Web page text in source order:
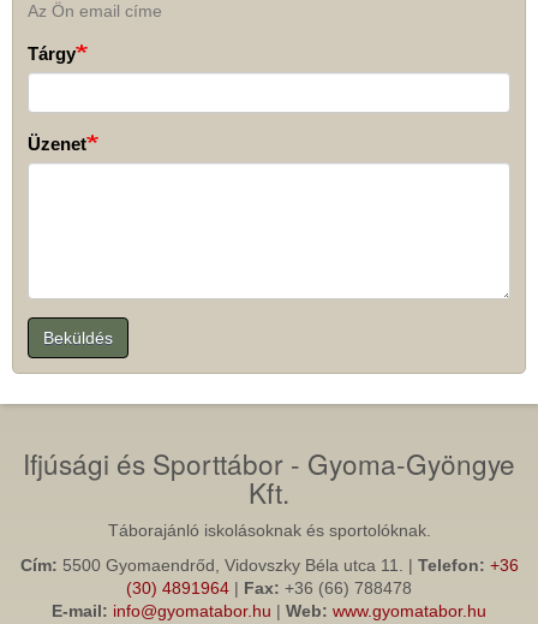
Az Ön email címe
Tárgy
Üzenet
Beküldés
Ifjúsági és Sporttábor - Gyoma-Gyöngye
Kft.
Táborajánló iskolásoknak és sportolóknak.
Cím: 5500 Gyomaendrőd, Vidovszky Béla utca 11. | Telefon: +36
(30) 4891964
Fax: +36 (66) 788478
E-mail: info@gyomatabor.hu Web: www.gyomatabor.hu